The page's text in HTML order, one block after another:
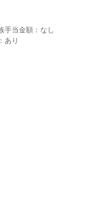
手当金額：なし
あり